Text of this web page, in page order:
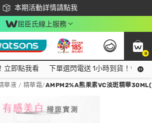
本期活動詳情請點我
下載app最高回饋$350
屈臣氏線上服務
0
點我看
立即點我看 下單選閃電送 1小時到貨！領神
華液 / 精華霜/AMPM2%A熊果素VC淡斑精華